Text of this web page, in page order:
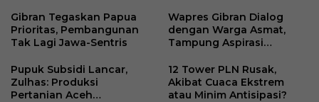
Gibran Tegaskan Papua
Prioritas, Pembangunan
Tak Lagi Jawa-Sentris
Wapres Gibran Dialog
dengan Warga Asmat,
Tampung Aspirasi
Perempuan Adat
Pupuk Subsidi Lancar,
Zulhas: Produksi
Pertanian Aceh
12 Tower PLN Rusak,
Akibat Cuaca Ekstrem
atau Minim Antisipasi?